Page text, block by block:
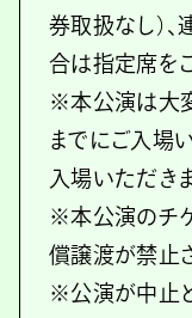
券取扱なし）
合は指定席を
※本公演は大
までにご入場
入場いただきま
※本公演のチ
償譲渡が禁止
※公演が中止